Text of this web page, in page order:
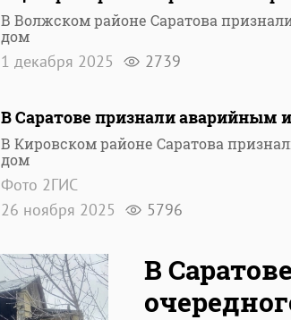
В Волжском районе Саратова
дом
1 декабря 2025 2739
В Саратове признали аварийным
В Кировском районе Саратова
дом
Фото 2ГИС
26 ноября 2025
5796
В